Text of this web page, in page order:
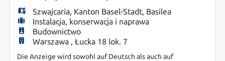
Pracy
Załaduj
swoje
Login
Szwajcaria, Kanton Basel-Stadt, Basilea
Instalacja, konserwacja i naprawa
Budownictwo
Warszawa , Łucka 18 lok. 7
Die Anzeige wird sowohl auf Deutsch als auch auf